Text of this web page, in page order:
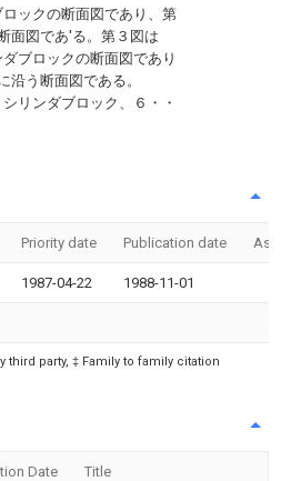
ックの断面図であり、第
面図であ′る。第３図は
ブロックの断面図であり
沿う断面図である。
リンダブロック、６・・
Priority date Publication date
1987-04-22 1988-11-01
third party, ‡ Family to family citation
Date Title